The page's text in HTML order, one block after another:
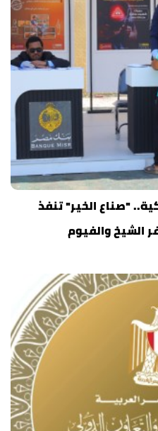
"صناع الخير" تنفذ
الشيخ والفيوم